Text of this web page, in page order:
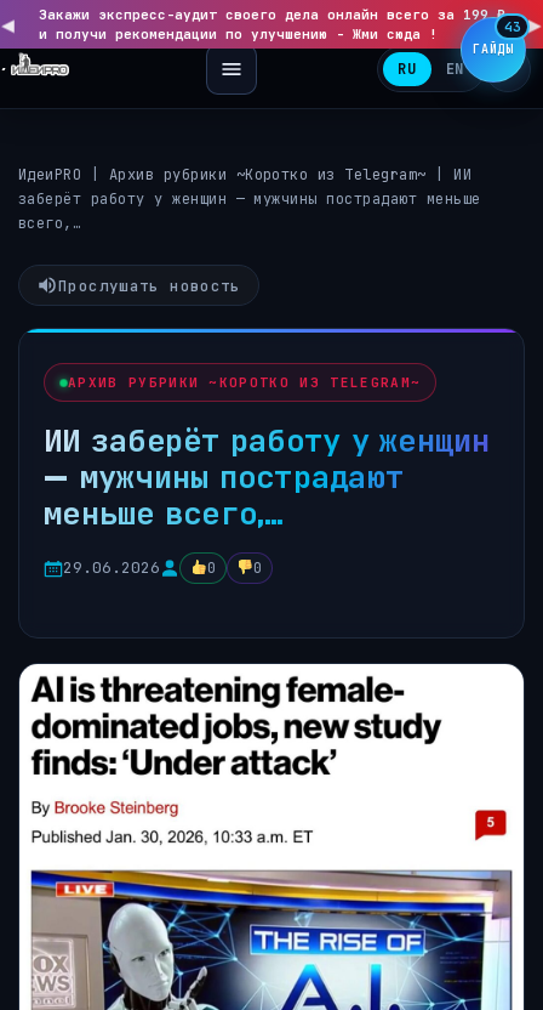
◀
Закажи экспресс-аудит своего дела онлайн всего за 199 ₽
и получи рекомендации по улучшению - Жми сюда !
▶
RU EN
ИдеиPRO Архив рубрики ~Коротко из Telegram~
ИИ
заберёт работу у женщин — мужчины пострадают меньше
всего,…
Прослушать новость
АРХИВ РУБРИКИ ~КОРОТКО ИЗ TELEGRAM~
ИИ заберёт работу у женщин
— мужчины пострадают
меньше всего,…
29.06.2026 0 0
ГАЙДЫ
43